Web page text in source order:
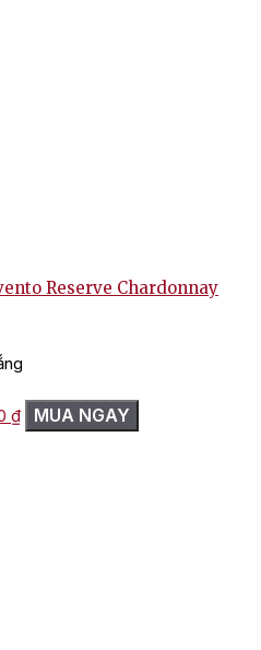
Reserve Chardonnay
₫Giá
hiện
MUA NGAY